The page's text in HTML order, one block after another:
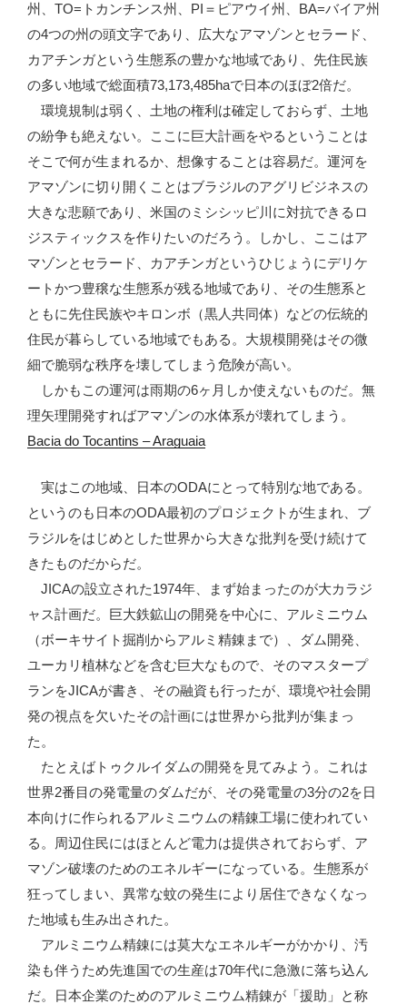
州、TO=トカンチンス州、PI＝ピアウイ州、BA=バイア州
の4つの州の頭文字であり、広大なアマゾンとセラード、
カアチンガという生態系の豊かな地域であり、先住民族
の多い地域で総面積73,173,485haで日本のほぼ2倍だ。
環境規制は弱く、土地の権利は確定しておらず、土地
の紛争も絶えない。ここに巨大計画をやるということは
そこで何が生まれるか、想像することは容易だ。運河を
アマゾンに切り開くことはブラジルのアグリビジネスの
大きな悲願であり、米国のミシシッピ川に対抗できるロ
ジスティックスを作りたいのだろう。しかし、ここはア
マゾンとセラード、カアチンガというひじょうにデリケ
ートかつ豊穣な生態系が残る地域であり、その生態系と
ともに先住民族やキロンボ（黒人共同体）などの伝統的
住民が暮らしている地域でもある。大規模開発はその微
細で脆弱な秩序を壊してしまう危険が高い。
しかもこの運河は雨期の6ヶ月しか使えないものだ。無
理矢理開発すればアマゾンの水体系が壊れてしまう。
Bacia do Tocantins – Araguaia
実はこの地域、日本のODAにとって特別な地である。
というのも日本のODA最初のプロジェクトが生まれ、ブ
ラジルをはじめとした世界から大きな批判を受け続けて
きたものだからだ。
JICAの設立された1974年、まず始まったのが大カラジ
ャス計画だ。巨大鉄鉱山の開発を中心に、アルミニウム
（ボーキサイト掘削からアルミ精錬まで）、ダム開発、
ユーカリ植林などを含む巨大なもので、そのマスタープ
ランをJICAが書き、その融資も行ったが、環境や社会開
発の視点を欠いたその計画には世界から批判が集まっ
た。
たとえばトゥクルイダムの開発を見てみよう。これは
世界2番目の発電量のダムだが、その発電量の3分の2を日
本向けに作られるアルミニウムの精錬工場に使われてい
る。周辺住民にはほとんど電力は提供されておらず、ア
マゾン破壊のためのエネルギーになっている。生態系が
狂ってしまい、異常な蚊の発生により居住できなくなっ
た地域も生み出された。
アルミニウム精錬には莫大なエネルギーがかかり、汚
染も伴うため先進国での生産は70年代に急激に落ち込ん
だ。日本企業のためのアルミニウム精錬が「援助」と称